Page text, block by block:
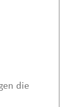
die